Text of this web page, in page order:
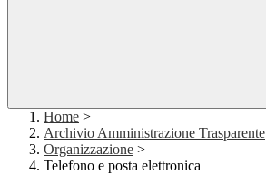
Home >
Archivio Amministrazione Trasparente
Organizzazione >
Telefono e posta elettronica